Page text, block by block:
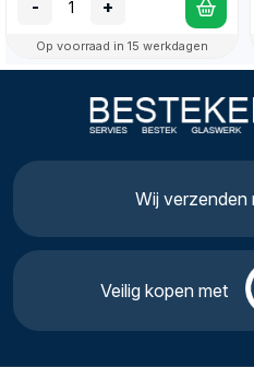
- +
Op voorraad in 15 werkdagen
Wij verzenden
Veilig kopen met